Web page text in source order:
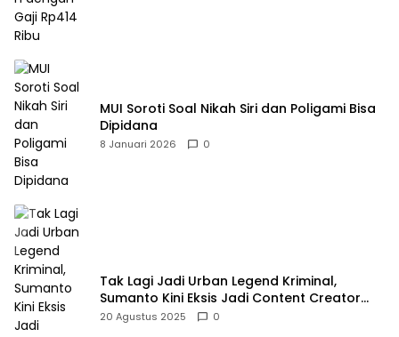
MUI Soroti Soal Nikah Siri dan Poligami Bisa
Dipidana
8 Januari 2026 0
Tak Lagi Jadi Urban Legend Kriminal,
Sumanto Kini Eksis Jadi Content Creator
Mukbang
20 Agustus 2025 0